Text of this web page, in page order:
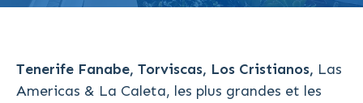
Tenerife Fanabe, Torviscas, Los Cristianos, Las
Americas & La Caleta, les plus grandes et les